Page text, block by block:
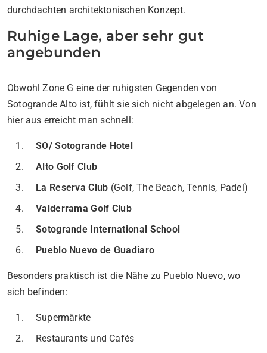
durchdachten architektonischen Konzept.
Ruhige Lage, aber sehr gut
angebunden
Obwohl Zone G eine der ruhigsten Gegenden von
Sotogrande Alto ist, fühlt sie sich nicht abgelegen an. Von
hier aus erreicht man schnell:
SO/ Sotogrande Hotel
Alto Golf Club
La Reserva Club (Golf, The Beach, Tennis, Padel)
Valderrama Golf Club
Sotogrande International School
Pueblo Nuevo de Guadiaro
Besonders praktisch ist die Nähe zu Pueblo Nuevo, wo
sich befinden:
Supermärkte
Restaurants und Cafés